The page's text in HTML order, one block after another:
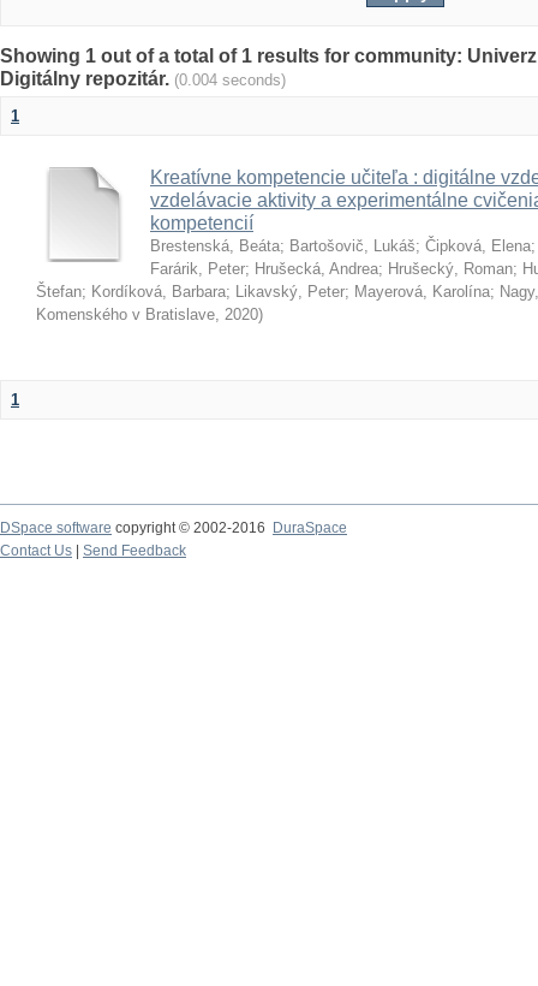
Showing 1 out of a total of 1 results for community:
Digitálny repozitár. (0.004 seconds)
1
Kreatívne kompetencie učiteľa : digitálne
vzdelávacie aktivity a experimentálne
kompetencií
Brestenská, Beáta; Bartošovič, Lukáš; Čipková, Elena
Farárik, Peter; Hrušecká, Andrea; Hrušecký, Roman;
Štefan; Kordíková, Barbara; Likavský, Peter; Mayerová, Karolína;
Komenského v Bratislave, 2020)
1
DSpace software copyright © 2002-2016
DuraSpace
Contact Us
Send Feedback